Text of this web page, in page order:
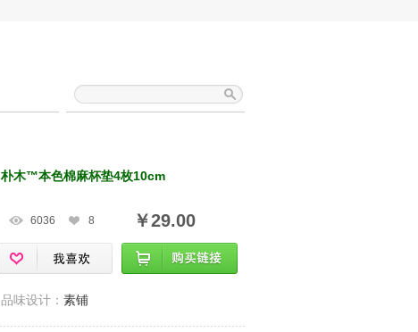
朴木™本色棉麻杯垫4枚10cm
6036 8 ￥29.00
品味设计： 素铺